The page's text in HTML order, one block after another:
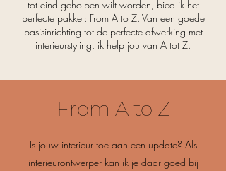
tot eind geholpen wilt worden, bied ik het
perfecte pakket: From A to Z. Van een goede
basisinrichting tot de perfecte afwerking met
interieurstyling, ik help jou van A tot Z.
From A to Z
Is jouw interieur toe aan een update? Als
interieurontwerper kan ik je daar goed bij